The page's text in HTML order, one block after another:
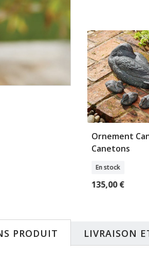
NOUVEAU
Ornement
Canetons
En stock
135,00 €
PRODUIT LIVRAISON